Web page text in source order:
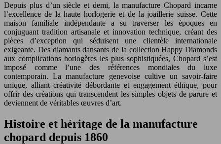
Depuis plus d’un siècle et demi, la manufacture Chopard incarne
l’excellence de la haute horlogerie et de la joaillerie suisse. Cette
maison familiale indépendante a su traverser les époques en
conjuguant tradition artisanale et innovation technique, créant des
pièces d’exception qui séduisent une clientèle internationale
exigeante. Des diamants dansants de la collection Happy Diamonds
aux complications horlogères les plus sophistiquées, Chopard s’est
imposé comme l’une des références mondiales du luxe
contemporain. La manufacture genevoise cultive un savoir-faire
unique, alliant créativité débordante et engagement éthique, pour
offrir des créations qui transcendent les simples objets de parure et
deviennent de véritables œuvres d’art.
Histoire et héritage de la manufacture
chopard depuis 1860